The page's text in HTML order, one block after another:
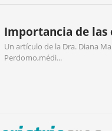
Importancia de las
Un artículo de la Dra. Diana
Perdomo,médi...